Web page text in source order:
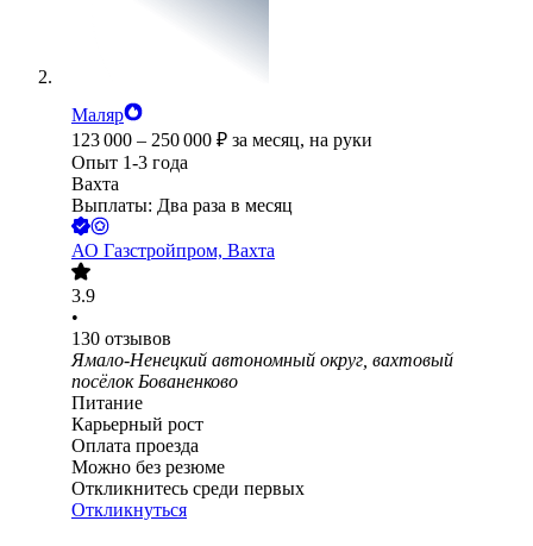
Маляр
123 000 – 250 000 ₽ за месяц, на руки
Опыт 1-3 года
Вахта
Выплаты: Два раза в месяц
АО Газстройпром, Вахта
3.9
•
130 отзывов
Ямало-Ненецкий автономный округ, вахтовый
посёлок Бованенково
Питание
Карьерный рост
Оплата проезда
Можно без резюме
Откликнитесь среди первых
Откликнуться